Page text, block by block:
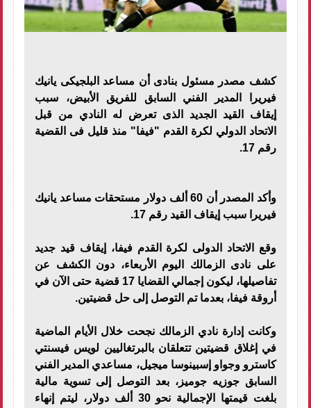
كشف مصدر مسئول بنادى أن مساعد البلجيكى يانيك
فيريرا المدير الفني السابق للفريق الأبيض، سبب
إيقاف القيد الجديد الذى تعرض له النادي من قبل
الاتحاد الدولي لكرة القدم "فيفا" منذ قليل فى القضية
رقم 17.
وأكد المصدر أن 60 ألف دولار مستحقات مساعد يانيك
فيريرا سبب إيقاف القيد رقم 17.
وقع الاتحاد الدولى لكرة القدم فيفا، إيقاف قيد جديد
على نادى الزمالك اليوم الأربعاء، دون الكشف عن
تفاصيلها، ليكون إجمالي القضايا 17 قضية حتى الآن في
أروقة فيفا، بعدما تم التوصل إلى حل قضيتين.
وكانت إدارة نادي الزمالك نجحت خلال الأيام الماضية
في إغلاق قضيتين تتعلقان بالبرتغاليين لويس فيسنتي
كاسترو وجواو إسبينوسا ميجيل، مساعدي المدير الفني
السابق جوزيه جوميز، بعد التوصل إلى تسوية مالية
بلغت قيمتها الإجمالية نحو 30 ألف دولار، ليتم إنهاء